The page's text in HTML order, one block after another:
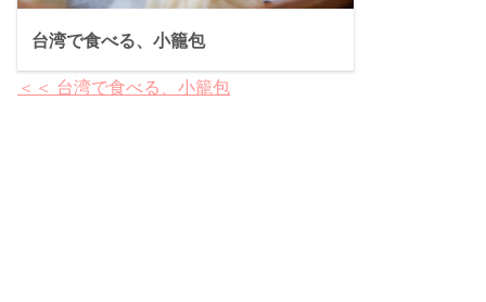
台湾で食べる、小籠包
＜＜ 台湾で食べる、小籠包